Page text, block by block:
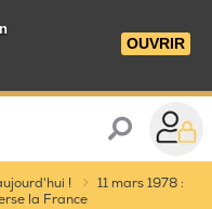
OUVRIR
!
11 mars 1978 :
la France